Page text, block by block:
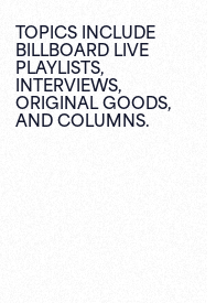
TOPICS INCLUDE
BILLBOARD LIVE
PLAYLISTS,
INTERVIEWS,
ORIGINALGOODS,
ANDCOLUMNS.